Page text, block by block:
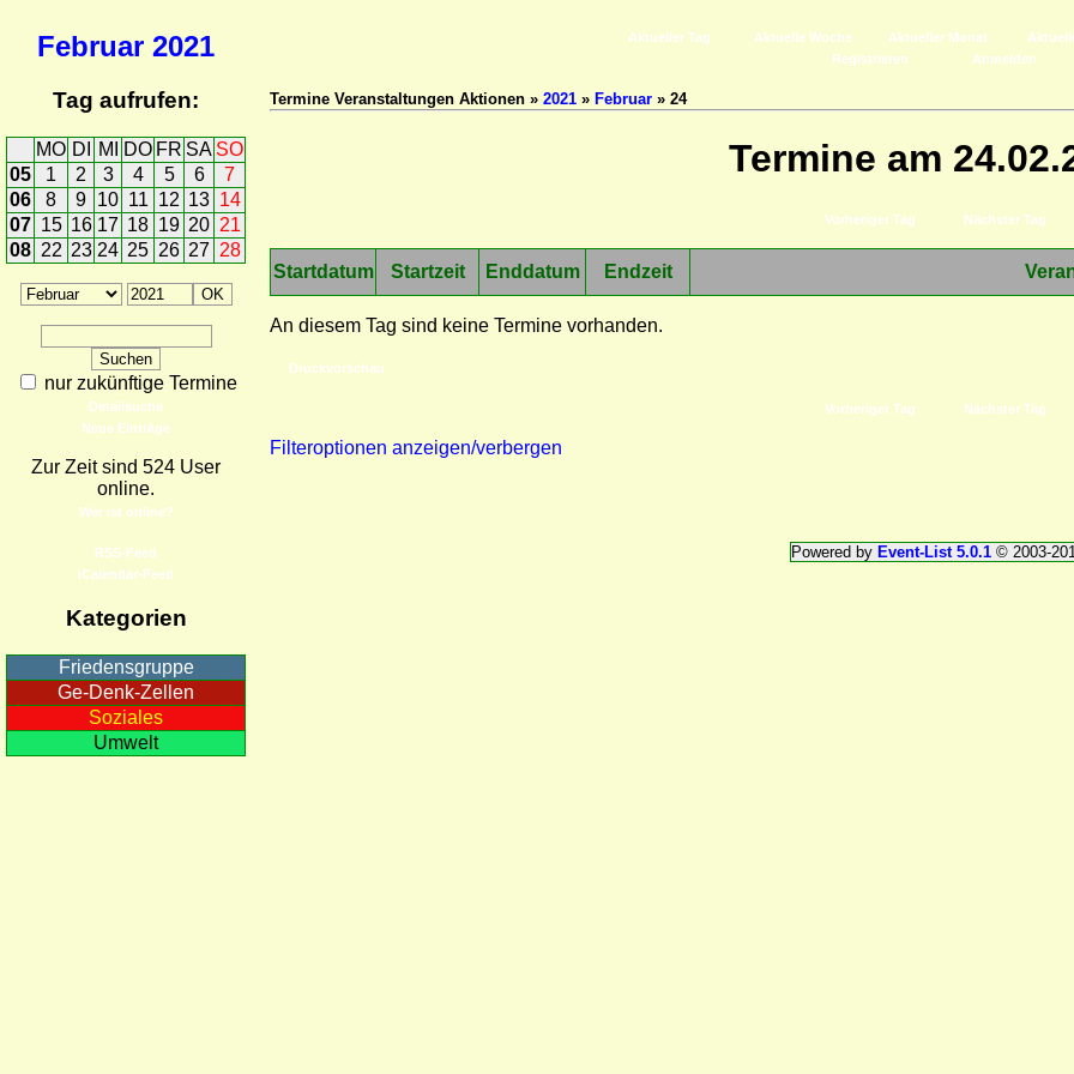
Februar 2021
Tag aufrufen:
MO DI MI DO FR SA SO
05
1 2 3 4 5 6
7
06
8 9 10 11 12 13 14
07 15 16 17 18 19 20 21
08 22 23 24 25 26 27 28
nur zukünftige Termine
Detailsuche
Neue Einträge
Zur Zeit sind 524 User
online.
Wer ist online?
RSS-Feed
iCalendar-Feed
Kategorien
Friedensgruppe
Ge-Denk-Zellen
Soziales
Umwelt
Aktueller Tag Aktuelle Woche Aktueller Monat
Registrieren
Anmelden
Termine Veranstaltungen Aktionen » 2021 » Februar » 24
Termine am
Vorheriger Tag Nächster Tag
Startdatum Startzeit Enddatum Endzeit
An diesem Tag sind keine Termine vorhanden.
Druckvorschau
Vorheriger Tag Nächster Tag
Filteroptionen anzeigen/verbergen
Powered by Event-List 5.0.1© 2003-